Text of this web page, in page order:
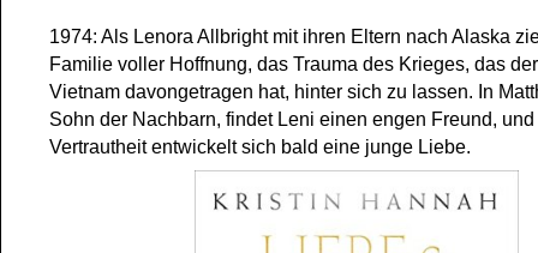
1974: Als Lenora Allbright mit ihren Eltern nach Alaska
Familie voller Hoffnung, das Trauma des Krieges, das
Vietnam davongetragen hat, hinter sich zu lassen. In
Sohn der Nachbarn, findet Leni einen engen Freund,
Vertrautheit entwickelt sich bald eine junge Liebe.